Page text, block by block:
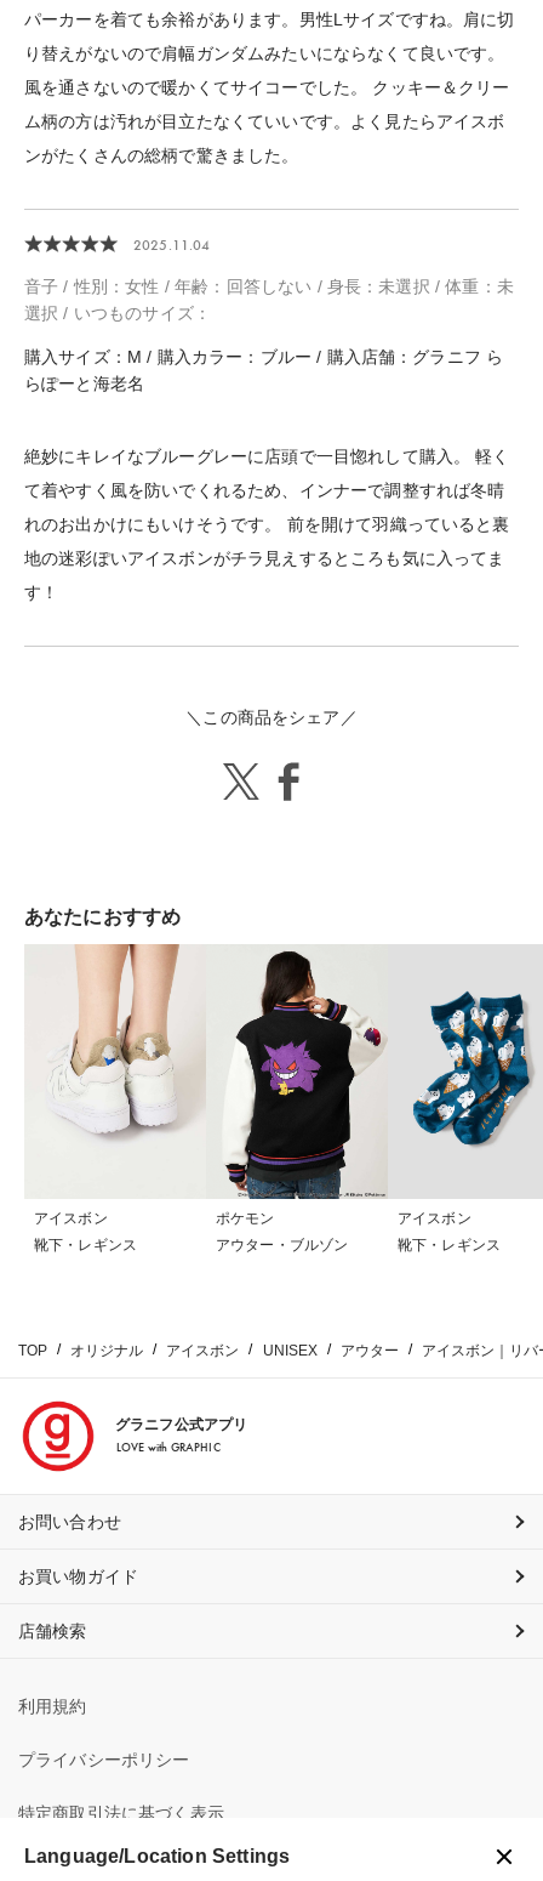
パーカーを着ても余裕があります。男性Lサイズですね。肩に切
り替えがないので肩幅ガンダムみたいにならなくて良いです。
風を通さないので暖かくてサイコーでした。 クッキー＆クリー
ム柄の方は汚れが目立たなくていいです。よく見たらアイスボ
ンがたくさんの総柄で驚きました。
2025.11.04
音子 / 性別：女性 / 年齢：回答しない / 身長：未選択 / 体重：未
選択 / いつものサイズ：
購入サイズ：M / 購入カラー：ブルー / 購入店舗：グラニフ ら
らぽーと海老名
絶妙にキレイなブルーグレーに店頭で一目惚れして購入。 軽く
て着やすく風を防いでくれるため、インナーで調整すれば冬晴
れのお出かけにもいけそうです。 前を開けて羽織っていると裏
地の迷彩ぽいアイスボンがチラ見えするところも気に入ってま
す！
＼この商品をシェア／
あなたにおすすめ
アイスボン
靴下・レギンス
ポケモン
アウター・ブルゾン
アイスボン
靴下・レギンス
TOP オリジナル アイスボン UNISEX アウター アイスボン｜リ
グラニフ公式アプリ
LOVE with GRAPHIC
お問い合わせ
お買い物ガイド
店舗検索
利用規約
プライバシーポリシー
特定商取引法に基づく表示
会社概要
Language/Location Settings